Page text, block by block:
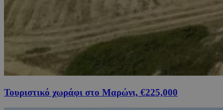
Τουριστικό χωράφι στο Μαρώνι, €225,000